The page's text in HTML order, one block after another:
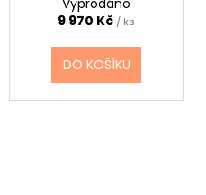
Vyprodáno
9 970 Kč / ks
DO KOŠÍKU